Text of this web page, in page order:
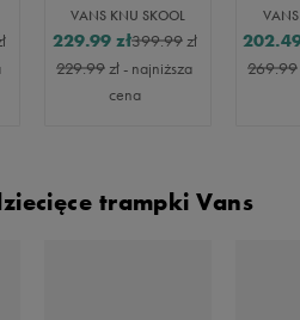
VANS KNU SKOOL
399.99zł
229.99 zł
229.99zł- najniższa
cena
269.99
trampki Vans